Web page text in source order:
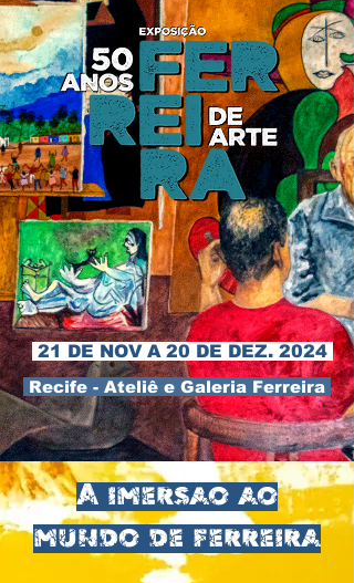
21 DE NOV A 20 DE DEZ. 2024
Recife - Ateliê e Galeria Ferreira
A imersao ao
mundo de ferreira